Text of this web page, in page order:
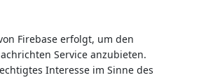
Firebase erfolgt, um den
Service anzubieten.
Interesse im Sinne des